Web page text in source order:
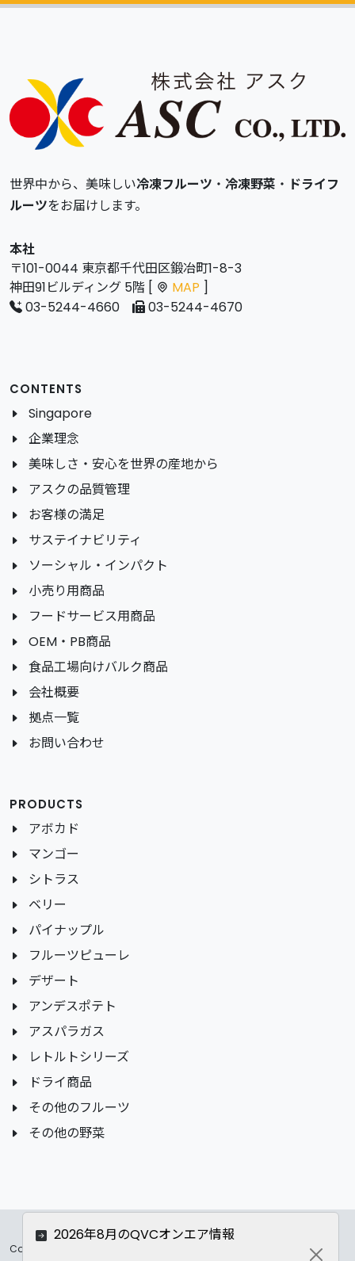
世界中から、美味しい冷凍フルーツ ・ 冷凍野菜 ・ ドライフ
ルーツをお届けします。
本社
〒101-0044 東京都千代田区鍛冶町1-8-3
神田91ビルディング 5階 [
MAP ]
03-5244-4660
03-5244-4670
CONTENTS
Singapore
企業理念
美味しさ・安心を世界の産地から
アスクの品質管理
お客様の満足
サステイナビリティ
ソーシャル・インパクト
小売り用商品
フードサービス用商品
OEM・PB商品
食品工場向けバルク商品
会社概要
拠点一覧
お問い合わせ
PRODUCTS
アボカド
マンゴー
シトラス
ベリー
パイナップル
フルーツピューレ
デザート
アンデスポテト
アスパラガス
レトルトシリーズ
ドライ商品
その他のフルーツ
その他の野菜
Copyrights ©
2026年8月のQVCオンエア情報